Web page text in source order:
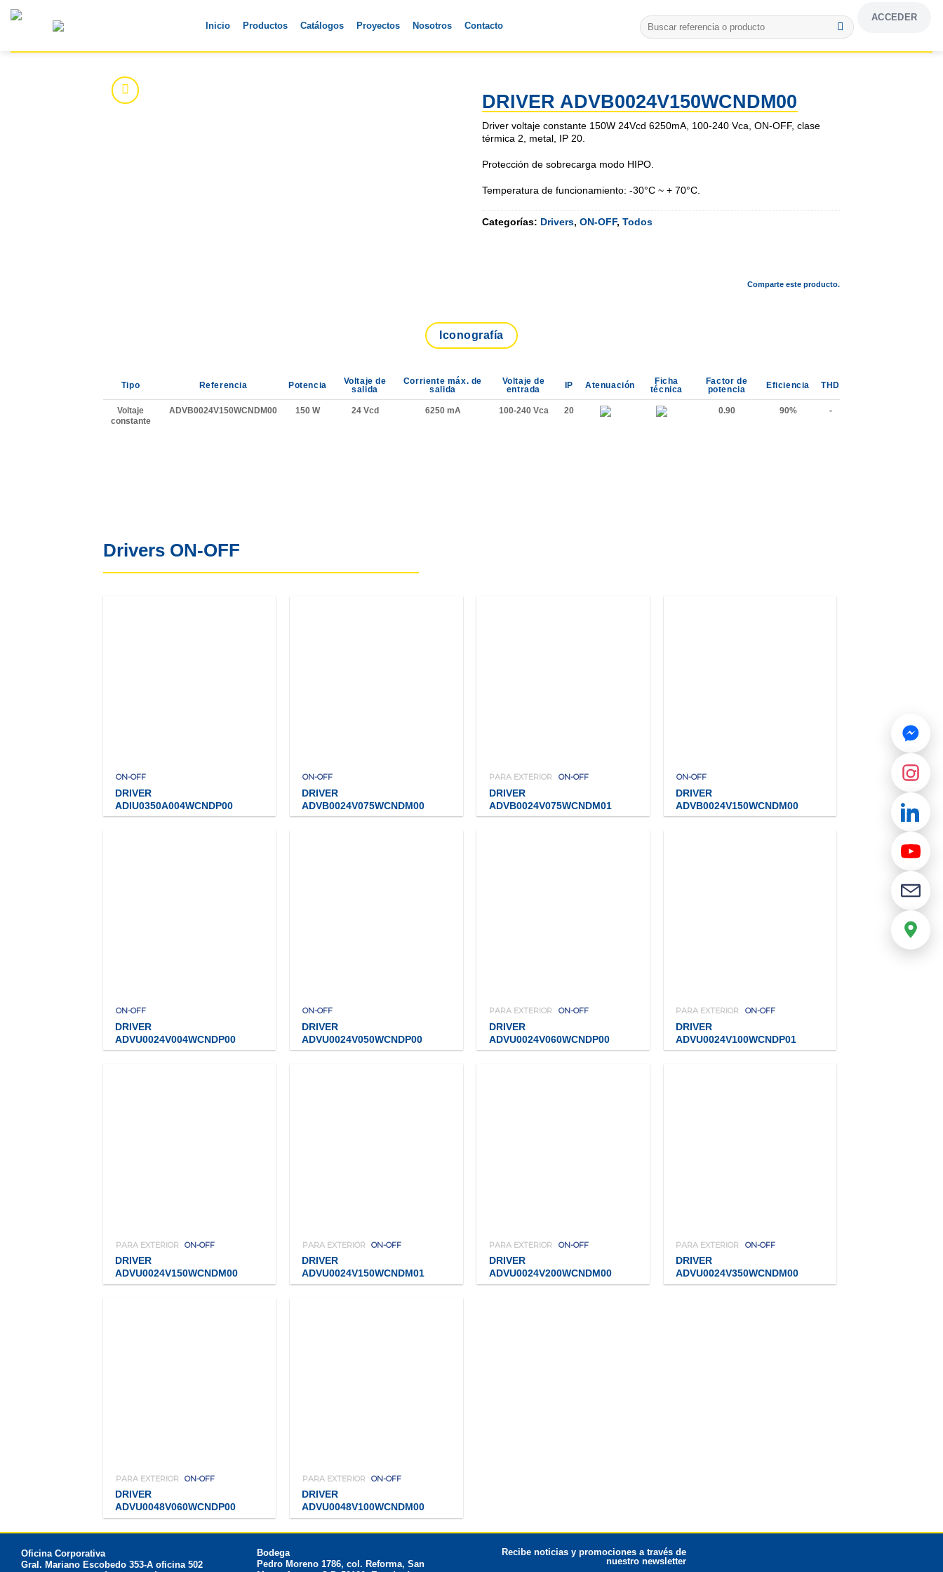
Skip
Inicio Productos Catálogos Proyectos Nosotros Contacto
Buscar
por:
ACCEDER
DRIVER ADVB0024V150WCNDM00
Driver voltaje constante 150W 24Vcd 6250mA, 100-240 Vca, ON-OFF, clase
térmica 2, metal, IP 20.
Protección de sobrecarga modo HIPO.
Temperatura de funcionamiento: -30°C ~ + 70°C.
Categorías: Drivers, ON-OFF, Todos
Comparte este producto.
Iconografía
Tipo Referencia Potencia
Voltaje de
salida
Corriente máx. de
salida
Voltaje de
entrada
IP Atenuación
Ficha
técnica
Factor de
potencia
Eficiencia THD
Voltaje
constante
ADVB0024V150WCNDM00 150 W 24 Vcd 6250 mA 100-240 Vca 20 0.90 90% -
Drivers ON-OFF
ON-OFF
DRIVER
ADIU0350A004WCNDP00
ON-OFF
DRIVER
ADVB0024V075WCNDM00
PARA EXTERIOR ON-OFF
DRIVER
ADVB0024V075WCNDM01
ON-OFF
DRIVER
ADVB0024V150WCNDM00
ON-OFF
DRIVER
ADVU0024V004WCNDP00
ON-OFF
DRIVER
ADVU0024V050WCNDP00
PARA EXTERIOR ON-OFF
DRIVER
ADVU0024V060WCNDP00
PARA EXTERIOR ON-OFF
DRIVER
ADVU0024V100WCNDP01
PARA EXTERIOR ON-OFF
DRIVER
ADVU0024V150WCNDM00
PARA EXTERIOR ON-OFF
DRIVER
ADVU0024V150WCNDM01
PARA EXTERIOR ON-OFF
DRIVER
ADVU0024V200WCNDM00
PARA EXTERIOR ON-OFF
DRIVER
ADVU0024V350WCNDM00
PARA EXTERIOR ON-OFF
DRIVER
ADVU0048V060WCNDP00
PARA EXTERIOR ON-OFF
DRIVER
ADVU0048V100WCNDM00
Oficina Corporativa
Gral. Mariano Escobedo 353-A oficina 502
Bodega
Pedro Moreno 1786, col. Reforma, San
Recibe noticias y promociones a través de
nuestro newsletter